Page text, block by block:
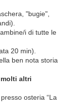
"bugie",
i di tutte le
20 min).
ben nota storia
altri
osteria “La